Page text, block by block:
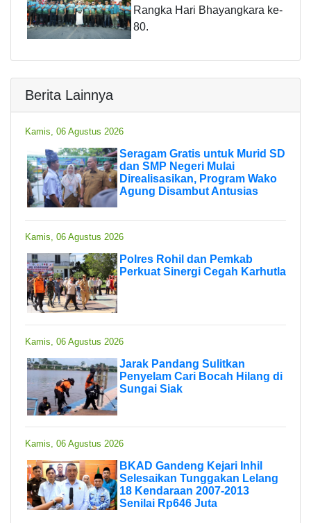
Rangka Hari Bhayangkara ke-
80.
Berita Lainnya
Kamis, 06 Agustus 2026
Seragam Gratis untuk Murid SD
dan SMP Negeri Mulai
Direalisasikan, Program Wako
Agung Disambut Antusias
Kamis, 06 Agustus 2026
Polres Rohil dan Pemkab
Perkuat Sinergi Cegah Karhutla
Kamis, 06 Agustus 2026
Jarak Pandang Sulitkan
Penyelam Cari Bocah Hilang di
Sungai Siak
Kamis, 06 Agustus 2026
BKAD Gandeng Kejari Inhil
Selesaikan Tunggakan Lelang
18 Kendaraan 2007-2013
Senilai Rp646 Juta